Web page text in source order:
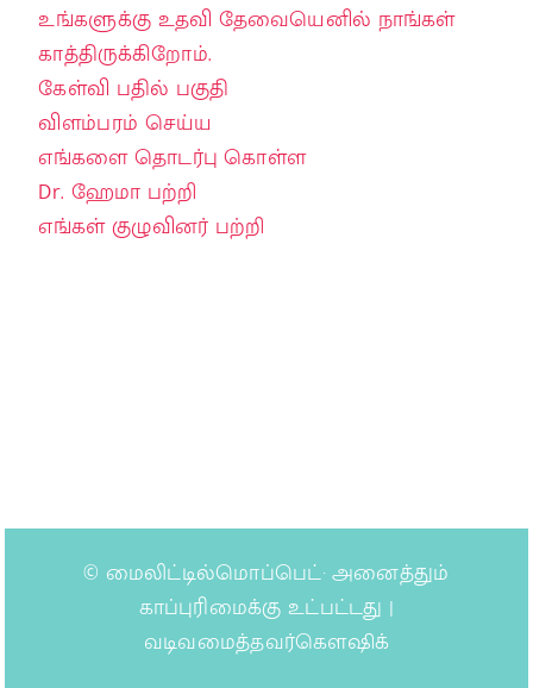
உங்களுக்கு உதவி தேவையெனில் நாங்கள்
காத்திருக்கிறோம்.
கேள்வி பதில் பகுதி
விளம்பரம் செய்ய
எங்களை தொடர்பு கொள்ள
Dr. ஹேமா பற்றி
எங்கள் குழுவினர் பற்றி
© மைலிட்டில்மொப்பெட்· அனைத்தும்
காப்புரிமைக்கு உட்பட்டது |
வடிவமைத்தவர்கௌஷிக்